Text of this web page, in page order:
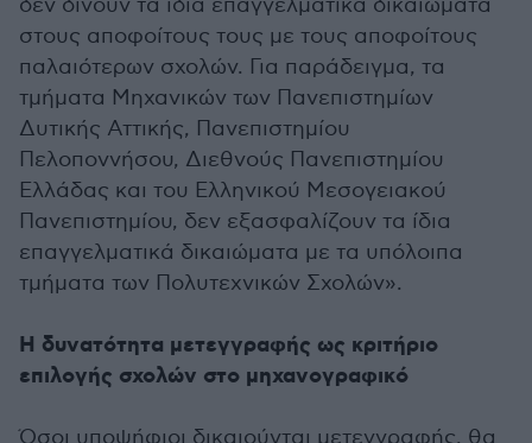
δεν δίνουν τα ίδια επαγγελματικά δικαιώματα
στους αποφοίτους τους με τους αποφοίτους
παλαιότερων σχολών. Για παράδειγμα, τα
τμήματα Μηχανικών των Πανεπιστημίων
Δυτικής Αττικής, Πανεπιστημίου
Πελοποννήσου, Διεθνούς Πανεπιστημίου
Ελλάδας και του Ελληνικού Μεσογειακού
Πανεπιστημίου, δεν εξασφαλίζουν τα ίδια
επαγγελματικά δικαιώματα με τα υπόλοιπα
τμήματα των Πολυτεχνικών Σχολών».
Η δυνατότητα μετεγγραφής ως κριτήριο
επιλογής σχολών στο μηχανογραφικό
Όσοι υποψήφιοι δικαιούνται μετεγγραφής, θα